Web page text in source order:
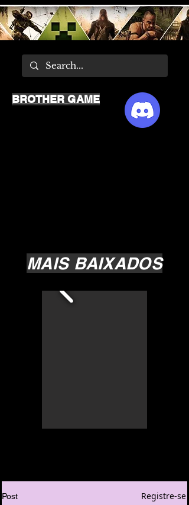
MAIS BAIXADOS
BROTHER GAME
Post Registre-se